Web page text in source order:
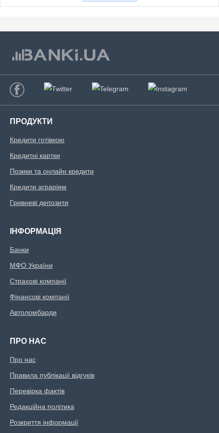
ПРОДУКТИ
Кредити готівкою
Кредитні картки
Позики та онлайн кредити
Кредити аграріям
Гривневі депозити
ІНФОРМАЦІЯ
Банки
МФО України
Страхові компанії
Фінансові компанії
Автоломбарди
ПРО НАС
Про нас
Правила публікації відгуків
Перевірка фактів
Редакційна політика
Розкриття інформації